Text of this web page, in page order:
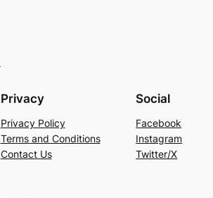
Privacy
Privacy Policy
Terms and Conditions
Contact Us
Social
Facebook
Instagram
Twitter/X